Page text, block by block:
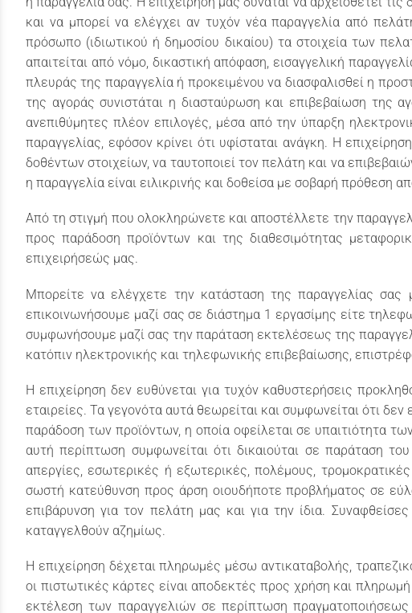
και να μπορεί να ελέγχει αν τυχόν νέα παραγγελία από
πρόσωπο (ιδιωτικού ή δημοσίου δικαίου) τα στοιχεία των
απαιτείται από νόμο, δικαστική απόφαση, εισαγγελική
πλευράς της παραγγελία ή προκειμένου να διασφαλισθεί η
της αγοράς συνιστάται η διασταύρωση και επιβεβαίωση της
ανεπιθύμητες πλέον επιλογές, μέσα από την ύπαρξη
παραγγελίας, εφόσον κρίνει ότι υφίσταται ανάγκη. Η
δοθέντων στοιχείων, να ταυτοποιεί τον πελάτη και να
η παραγγελία είναι ειλικρινής και δοθείσα με σοβαρή πρόθεση
Από τη στιγμή που ολοκληρώνετε και αποστέλλετε την
προς παράδοση προϊόντων και της διαθεσιμότητας
επιχειρήσεώς μας.
Μπορείτε να ελέγχετε την κατάσταση της παραγγελίας
επικοινωνήσουμε μαζί σας σε διάστημα 1 εργασίμης είτε
συμφωνήσουμε μαζί σας την παράταση εκτελέσεως της
κατόπιν ηλεκτρονικής και τηλεφωνικής επιβεβαίωσης,
Η επιχείρηση δεν ευθύνεται για τυχόν καθυστερήσεις
εταιρείες. Τα γεγονότα αυτά θεωρείται και συμφωνείται ότι
παράδοση των προϊόντων, η οποία οφείλεται σε υπαιτιότητα
αυτή περίπτωση συμφωνείται ότι δικαιούται σε παράταση
απεργίες, εσωτερικές ή εξωτερικές, πολέμους,
σωστή κατεύθυνση προς άρση οιουδήποτε προβλήματος σε
επιβάρυνση για τον πελάτη μας και για την ίδια.
καταγγελθούν αζημίως.
Η επιχείρηση δέχεται πληρωμές μέσω αντικαταβολής,
οι πιστωτικές κάρτες είναι αποδεκτές προς χρήση και
εκτέλεση των παραγγελιών σε περίπτωση